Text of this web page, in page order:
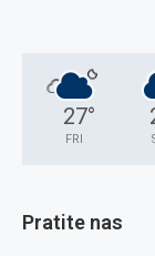
27°
FRI
Pratite nas